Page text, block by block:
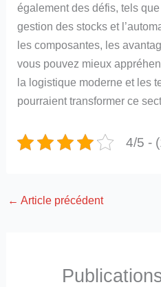
également des défis, tels
gestion des stocks et
les composantes, les
vous pouvez mieux
la logistique moderne et les
pourraient transformer ce
4/5 -
← Article précédent